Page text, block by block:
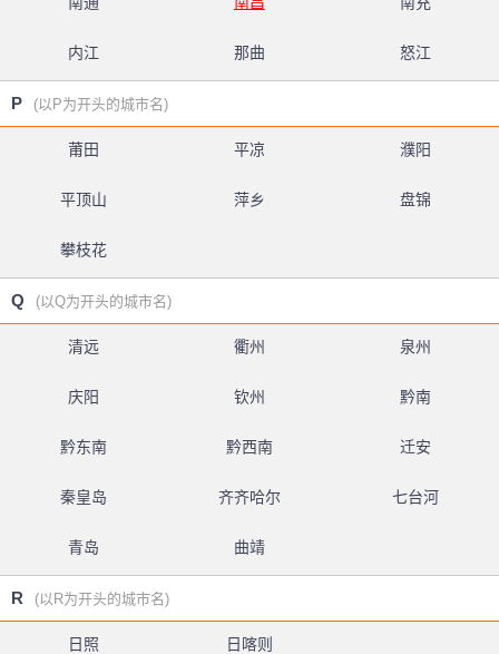
内江 那曲 怒江
P (以P为开头的城市名)
莆田 平凉 濮阳
平顶山 萍乡 盘锦
攀枝花
Q (以Q为开头的城市名)
清远 衢州 泉州
庆阳 钦州 黔南
黔东南 黔西南 迁安
秦皇岛 齐齐哈尔 七台河
青岛 曲靖
R (以R为开头的城市名)
日照 日喀则